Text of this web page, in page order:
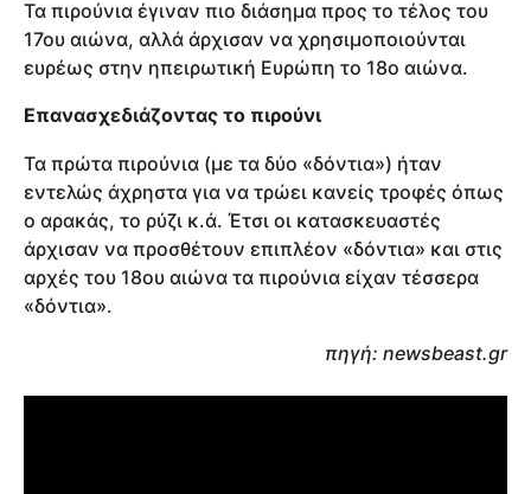
Τα πιρούνια έγιναν πιο διάσημα προς το τέλος του
17ου αιώνα, αλλά άρχισαν να χρησιμοποιούνται
ευρέως στην ηπειρωτική Ευρώπη το 18ο αιώνα.
Επανασχεδιάζοντας το πιρούνι
Τα πρώτα πιρούνια (με τα δύο «δόντια») ήταν
εντελώς άχρηστα για να τρώει κανείς τροφές όπως
ο αρακάς, το ρύζι κ.ά. Έτσι οι κατασκευαστές
άρχισαν να προσθέτουν επιπλέον «δόντια» και στις
αρχές του 18ου αιώνα τα πιρούνια είχαν τέσσερα
«δόντια».
πηγή: newsbeast.gr